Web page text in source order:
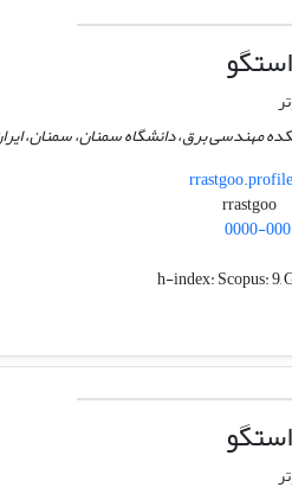
مهندسی برق، دانشگاه سمنان، سمنان،
0000-
h-index:Scopus: 9,